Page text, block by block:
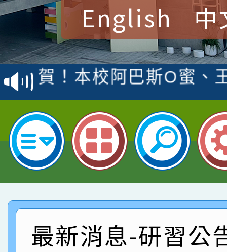
English 中
賀！本校參加桃園市中
賽 洪綺君教師榮獲社
賀！本校阿巴斯O蜜、
名 指導老師王老師、
賀！本校四年二班張O
園市英語競賽國小朗讀
指導老師林老師
賀！本校參加桃園市中
賽 劉文瑛教師榮獲教
臺灣台語-第二名
賀！本校參與2026世
市賽榮獲科學小創客佳
創客第三名。
賀！本校參加桃園市中
賽 洪綺君教師榮獲社
名
賀！本校阿巴斯O蜜、
倩參加桃園市科展 國
賀！本校四年二班張O
最新消息-研習公